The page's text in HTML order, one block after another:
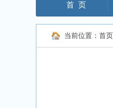
首 页
当前位置： 首页